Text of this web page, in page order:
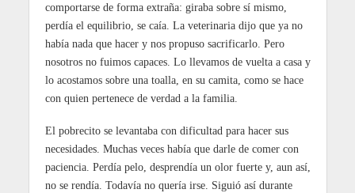
comportarse de forma extraña: giraba sobre sí mismo,
perdía el equilibrio, se caía. La veterinaria dijo que ya no
había nada que hacer y nos propuso sacrificarlo. Pero
nosotros no fuimos capaces. Lo llevamos de vuelta a casa y
lo acostamos sobre una toalla, en su camita, como se hace
con quien pertenece de verdad a la familia.
El pobrecito se levantaba con dificultad para hacer sus
necesidades. Muchas veces había que darle de comer con
paciencia. Perdía pelo, desprendía un olor fuerte y, aun así,
no se rendía. Todavía no quería irse. Siguió así durante